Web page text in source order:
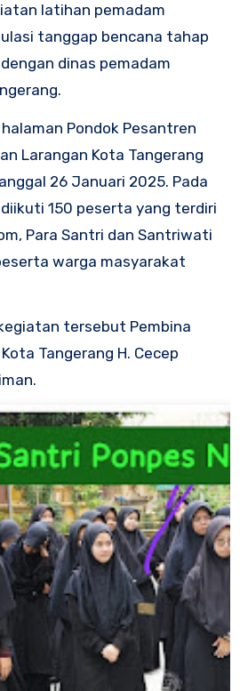
latihan pemadam
tanggap bencana tahap
dinas pemadam
Pondok Pesantren
Larangan Kota Tangerang
26 Januari 2025. Pada
150 peserta yang terdiri
Para Santri dan Santriwati
warga masyarakat
tersebut Pembina
Tangerang H. Cecep